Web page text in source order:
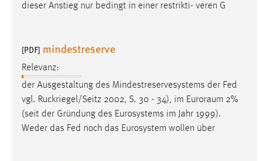
dieser Anstieg nur bedingt in einer restrikti- veren G
[PDF] mindestreserve
Relevanz:
der Ausgestaltung des Mindestreservesystems der Fed
vgl. Ruckriegel/Seitz 2002, S. 30 - 34), im Euroraum 2%
(seit der Gründung des Eurosystems im Jahr 1999).
Weder das Fed noch das Eurosystem wollen über